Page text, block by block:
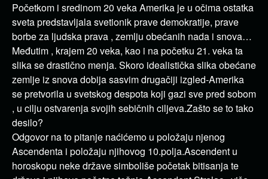
Početkom i sredinom 20 veka Amerika je u očima ostatka
sveta predstavljala svetionik prave demokratije, prave
borbe za ljudska prava , zemlju obećanih nada i snova…
Međutim , krajem 20 veka, kao i na početku 21. veka ta
slika se drastično menja. Skoro idealistička slika obećane
zemlje iz snova dobija sasvim drugačiji izgled-Amerika
se pretvorila u svetskog despota koji gazi sve pred sobom
, u cilju ostvarenja svojih sebičnih ciljeva.Zašto se to tako
desilo?
Odgovor na to pitanje naćićemo u položaju njenog
Ascendenta i položaju njihovog 10.polja.Ascendent u
horoskopu neke države simboliše početak bitisanja te